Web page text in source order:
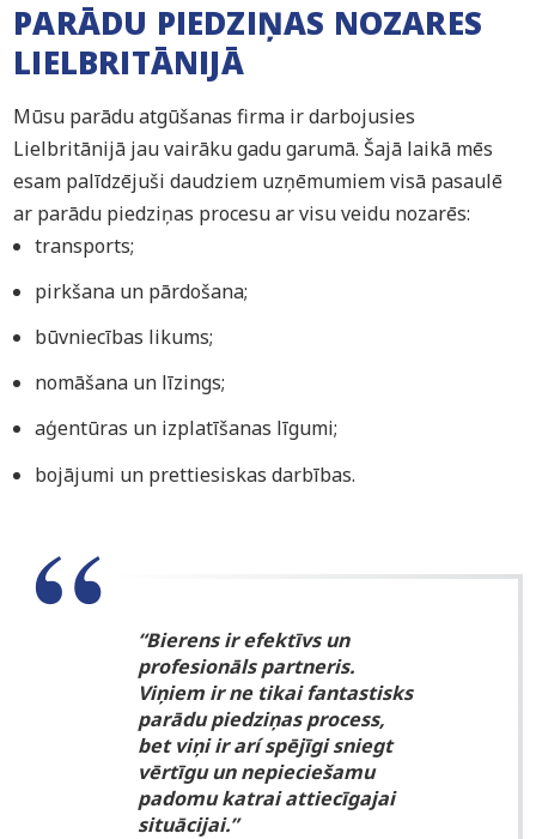
PARĀDU PIEDZIŅAS NOZARES
LIELBRITĀNIJĀ
Mūsu parādu atgūšanas firma ir darbojusies
Lielbritānijā jau vairāku gadu garumā. Šajā laikā mēs
esam palīdzējuši daudziem uzņēmumiem visā pasaulē
ar parādu piedziņas procesu ar visu veidu nozarēs:
transports;
pirkšana un pārdošana;
būvniecības likums;
nomāšana un līzings;
aģentūras un izplatīšanas līgumi;
bojājumi un prettiesiskas darbības.
“Bierens ir efektīvs un
profesionāls partneris.
Viņiem ir ne tikai fantastisks
parādu piedziņas process,
bet viņi ir arí spējīgi sniegt
vērtīgu un nepieciešamu
padomu katrai attiecīgajai
situācijai.”